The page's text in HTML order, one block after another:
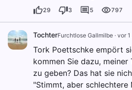
29 3 5 797
TochterFurchtlose Gallmilbe · vor
Tork Poettschke empört
kommen Sie dazu, meiner
zu geben? Das hat sie
"Stimmt, aber schlechtere